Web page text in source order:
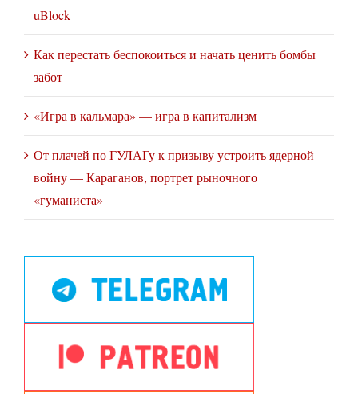
uBlock
Как перестать беспокоиться и начать ценить бомбы
забот
«Игра в кальмара» — игра в капитализм
От плачей по ГУЛАГу к призыву устроить ядерной
войну — Караганов, портрет рыночного
«гуманиста»